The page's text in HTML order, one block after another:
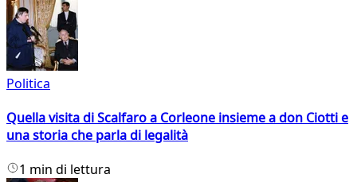
Politica
Quella visita di Scalfaro a Corleone insieme a don Ciotti e
una storia che parla di legalità
1 min di lettura